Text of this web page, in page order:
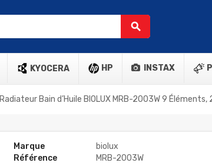
search
KYOCERA HP INSTAX
Radiateur Bain d’Huile BIOLUX MRB-2003W 9 Éléments,
Marque
biolux
Référence
MRB-2003W